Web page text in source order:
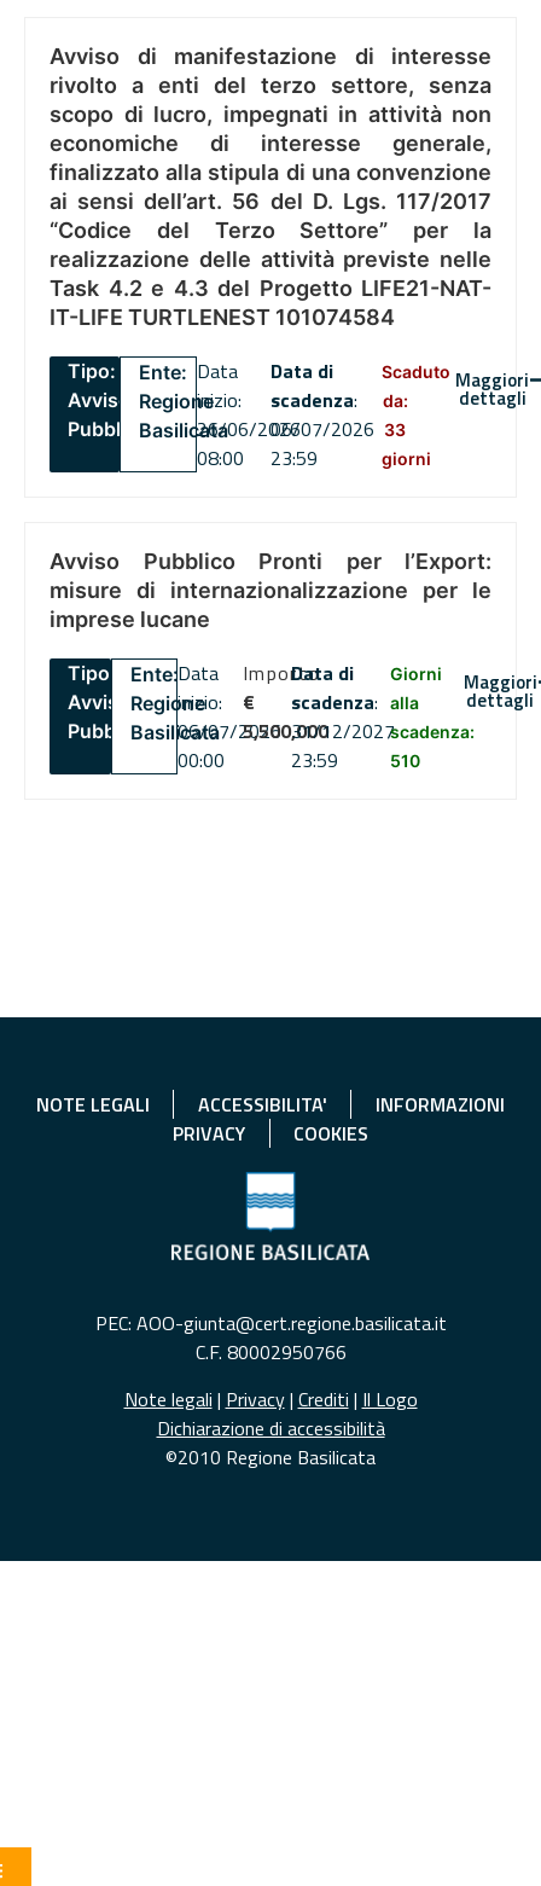
Avviso di manifestazione di interesse
rivolto a enti del terzo settore, senza
scopo di lucro, impegnati in attività non
economiche di interesse generale,
finalizzato alla stipula di una convenzione
ai sensi dell’art. 56 del D. Lgs. 117/2017
“Codice del Terzo Settore” per la
realizzazione delle attività previste nelle
Task 4.2 e 4.3 del Progetto LIFE21-NAT-
IT-LIFE TURTLENEST 101074584
Tipo:
Avviso
Pubblico
Ente:
Regione
Basilicata
Data
inizio:
26/06/2026
08:00
Data di
scadenza:
06/07/2026
23:59
Scaduto
da:
33
giorni
Maggiori
dettagli
Avviso Pubblico Pronti per l’Export:
misure di internazionalizzazione per le
imprese lucane
Tipo:
Avviso
Pubblico
Ente:
Regione
Basilicata
Data
inizio:
06/07/2026
00:00
Importo
€
5,500,000
Data di
scadenza:
31/12/2027
23:59
Giorni
alla
scadenza:
510
Maggiori
dettagli
NOTE LEGALI ACCESSIBILITA'
INFORMAZIONI
PRIVACY
COOKIES
PEC: AOO-giunta@cert.regione.basilicata.it
C.F. 80002950766
Note legali | Privacy| Crediti | Il Logo
Dichiarazione di accessibilità
©2010 Regione Basilicata